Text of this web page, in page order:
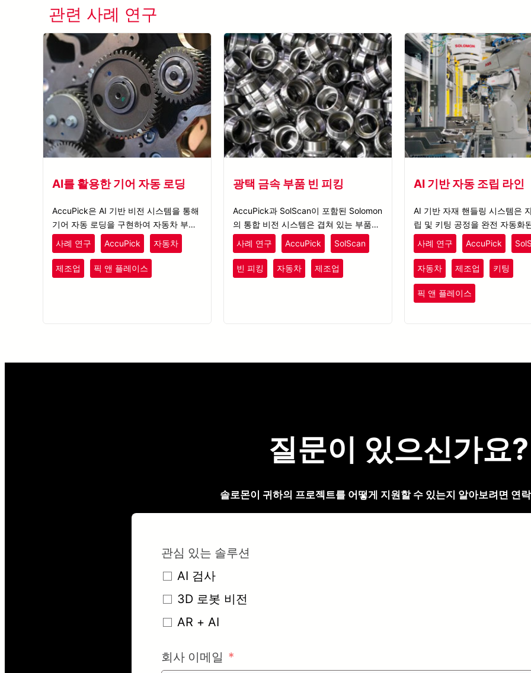
관련 사례 연구
AI를 활용한 기어 자동 로딩
AccuPick은 AI 기반 비전 시스템을 통해
기어 자동 로딩을 구현하여 자동차 부품
제조의 효율성을 높이고, 정밀한 피킹 및
충돌 방지를 보장합니다.
사례 연구 AccuPick 자동차
제조업 픽 앤 플레이스
광택 금속 부품 빈 피킹
AccuPick과 SolScan이 포함된 Solomon
의 통합 비전 시스템은 겹쳐 있는 부품도
최적의 피킹 지점을 정확히 식별할 수 있
도록 지원합니다.
사례 연구 AccuPick SolScan
빈 피킹 자동차 제조업
AI 기반 자동 조립 라인
AI 기반 자재 핸들링 시스템은
립 및 키팅 공정을 완전 자동화
인을 통해 최적화하며, 사이클
초 미만으로 단축시킵니다.
사례 연구 AccuPick
자동차 제조업 키팅
픽 앤 플레이스
질문이 있으신가요?
솔로몬이 귀하의 프로젝트를 어떻게 지원할 수 있는지 알아보려면 연
관심 있는 솔루션
AI 검사
3D 로봇 비전
AR + AI
회사 이메일